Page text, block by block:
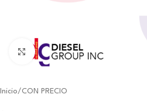
Click to enlarge
Inicio/ CON PRECIO